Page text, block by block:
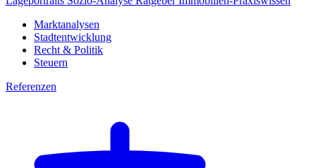
Marktanalysen
Stadtentwicklung
Recht & Politik
Steuern
Referenzen